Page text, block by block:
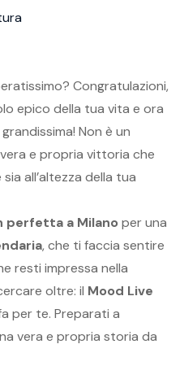
Congratulazioni,
epico della tua vita e ora
Non è un
e propria vittoria che
all’altezza della tua
perfetta a Milano per una
, che ti faccia sentire
resti impressa nella
oltre: il Mood Live
per te. Preparati a
vera e propria storia da